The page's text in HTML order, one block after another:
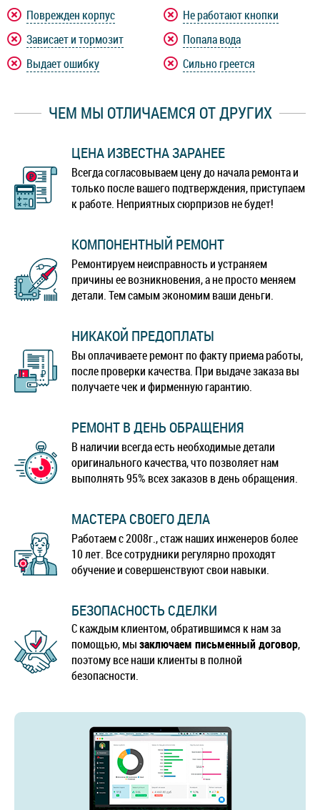
Blackview BV7000
Blackview BV7000 Pro Blackview BV8000 Pro
Blackview BV9100 Blackview BV9500
Blackview BV9500 Plus Blackview BV9500 Pro
Blackview BV9600 Blackview BV9600 Pro
Blackview BV9600E Blackview BV9700 Pro
Blackview BV9800 Blackview BV9800 Pro
Blackview BV9900E Blackview MAX 1
Blackview P10000 Pro Blackview P2
Blackview P2 Lite Blackview P6000
Blackview R6 Lite Blackview S6
Поврежден корпус
Зависает и тормозит
Выдает ошибку
Не работают кнопки
Попала вода
Сильно греется
ЧЕМ МЫ ОТЛИЧАЕМСЯ ОТ ДРУГИХ
ЦЕНА ИЗВЕСТНА ЗАРАНЕЕ
Всегда согласовываем цену до начала ремонта и
только после вашего подтверждения, приступаем
к работе. Неприятных сюрпризов не будет!
КОМПОНЕНТНЫЙ РЕМОНТ
Ремонтируем неисправность и устраняем
причины ее возникновения, а не просто меняем
детали. Тем самым экономим ваши деньги.
НИКАКОЙ ПРЕДОПЛАТЫ
Вы оплачиваете ремонт по факту приема работы,
после проверки качества. При выдаче заказа вы
получаете чек и фирменную гарантию.
РЕМОНТ В ДЕНЬ ОБРАЩЕНИЯ
В наличии всегда есть необходимые детали
оригинального качества, что позволяет нам
выполнять 95% всех заказов в день обращения.
МАСТЕРА СВОЕГО ДЕЛА
Работаем с 2008г., стаж наших инженеров более
10 лет. Все сотрудники регулярно проходят
обучение и совершенствуют свои навыки.
БЕЗОПАСНОСТЬ СДЕЛКИ
С каждым клиентом, обратившимся к нам за
помощью, мызаключаем письменный договор,
поэтому все наши клиенты в полной
безопасности.